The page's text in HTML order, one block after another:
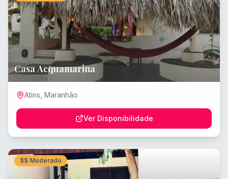
Casa Acquamarina
Atins Maranhão
Ver Disponibilidade
$$ Moderado